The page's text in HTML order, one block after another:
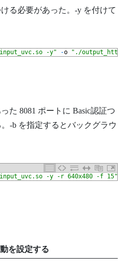
る必要があった。-y を付けて
-y" -o "./
た 8081 ポートに Basic認証つ
-b を指定するとバックグラウ
-y -r 640x480 -f 15"
を設定する